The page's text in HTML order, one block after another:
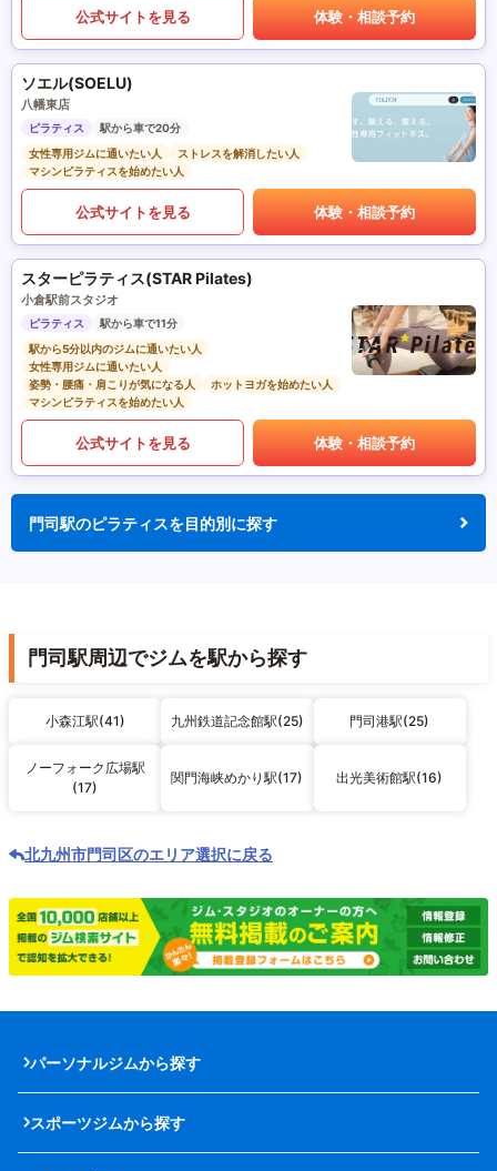
公式サイトを見る 体験・相談予約
ソエル(SOELU)
八幡東店
ピラティス
駅から車で20分
女性専用ジムに通いたい人
ストレスを解消したい人
マシンピラティスを始めたい人
公式サイトを見る 体験・相談予約
スターピラティス(STAR Pilates)
小倉駅前スタジオ
ピラティス
駅から車で11分
駅から5分以内のジムに通いたい人
女性専用ジムに通いたい人
姿勢・腰痛・肩こりが気になる人
ホットヨガを始めたい人
マシンピラティスを始めたい人
公式サイトを見る 体験・相談予約
門司駅のピラティスを目的別に探す
門司駅周辺でジムを駅から探す
小森江駅(41) 九州鉄道記念館駅(25) 門司港駅(25)
ノーフォーク広場駅
(17)
関門海峡めかり駅(17) 出光美術館駅(16)
北九州市門司区のエリア選択に戻る
パーソナルジムから探す
スポーツジムから探す